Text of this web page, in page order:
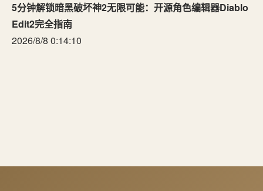
5分钟解锁暗黑破坏神2无限可能：开源角色编辑器Diablo
Edit2完全指南
2026/8/8 0:14:10